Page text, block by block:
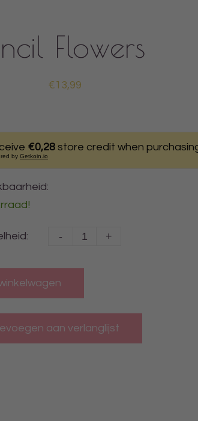
Flowers
€13,99
€0,28 store credit when
by Getkoin.io
- +